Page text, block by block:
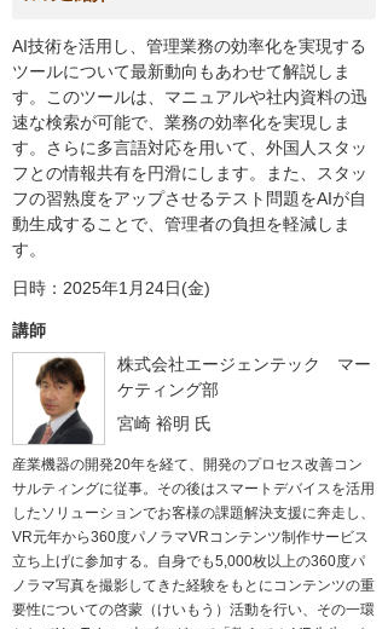
AI技術を活用し、管理業務の効率化を実現する
ツールについて最新動向もあわせて解説しま
す。このツールは、マニュアルや社内資料の迅
速な検索が可能で、業務の効率化を実現しま
す。さらに多言語対応を用いて、外国人スタッ
フとの情報共有を円滑にします。また、スタッ
フの習熟度をアップさせるテスト問題をAIが自
動生成することで、管理者の負担を軽減しま
す。
日時：2025年1月24日(金)
講師
株式会社エージェンテック マー
ケティング部
宮崎 裕明 氏
産業機器の開発20年を経て、開発のプロセス改善コン
サルティングに従事。その後はスマートデバイスを活用
したソリューションでお客様の課題解決支援に奔走し、
VR元年から360度パノラマVRコンテンツ制作サービス
立ち上げに参加する。自身でも5,000枚以上の360度パ
ノラマ写真を撮影してきた経験をもとにコンテンツの重
要性についての啓蒙（けいもう）活動を行い、その一環